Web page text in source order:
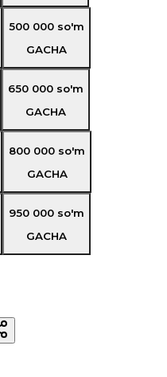
500 000 so'm
GACHA
650 000 so'm
GACHA
800 000 so'm
GACHA
950 000 so'm
GACHA